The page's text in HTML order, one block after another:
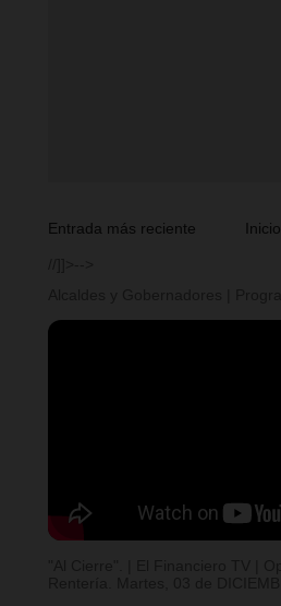
Entrada más reciente Inicio